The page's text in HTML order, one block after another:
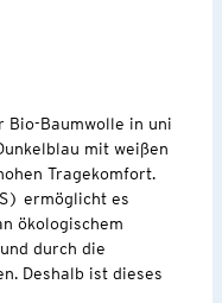
Bio-Baumwolle in uni
mit weißen
Tragekomfort.
ermöglicht es
ökologischem
durch die
Deshalb ist dieses